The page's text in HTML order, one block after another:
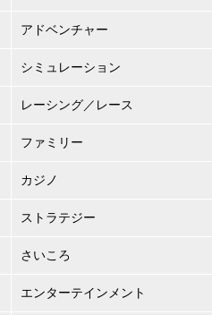
アドベンチャー
シミュレーション
レーシング／レース
ファミリー
カジノ
ストラテジー
さいころ
エンターテインメント